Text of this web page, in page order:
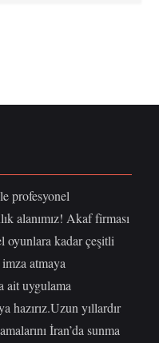
profesyonel
alanımız! Akaf firması
oyunlara kadar çeşitli
atmaya
ait uygulama
hazırız.Uzun yıllardır
İran’da sunma